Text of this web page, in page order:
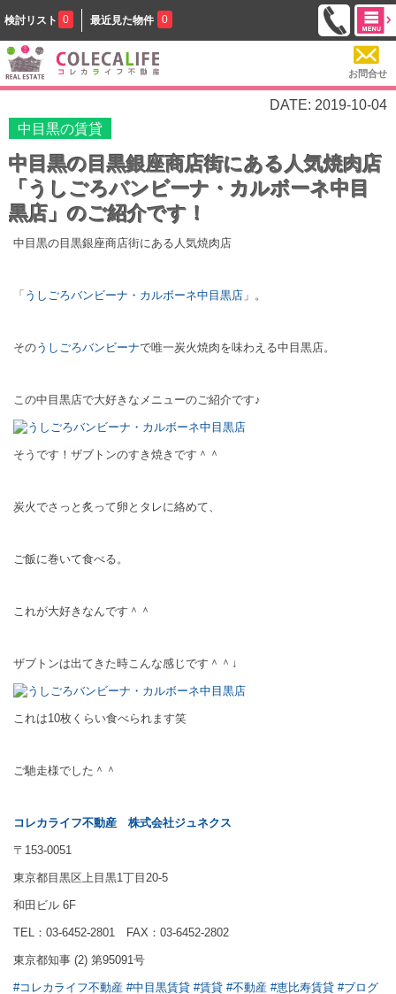
検討リスト 0 最近見た物件 0
お問合せ
DATE: 2019-10-04
中目黒の賃貸
中目黒の目黒銀座商店街にある人気焼肉店
「うしごろバンビーナ・カルボーネ中目
黒店」のご紹介です！
中目黒の目黒銀座商店街にある人気焼肉店
「 うしごろバンビーナ・カルボーネ中目黒店 」。
そのうしごろバンビーナで唯一炭火焼肉を味わえる中目黒店。
この中目黒店で大好きなメニューのご紹介です♪
そうです！ザブトンのすき焼きです＾＾
炭火でさっと炙って卵とタレに絡めて、
ご飯に巻いて食べる。
これが大好きなんです＾＾
ザブトンは出てきた時こんな感じです＾＾↓
これは10枚くらい食べられます笑
ご馳走様でした＾＾
コレカライフ不動産 株式会社ジュネクス
〒153-0051
東京都目黒区上目黒1丁目20-5
和田ビル 6F
TEL：03-6452-2801 FAX：03-6452-2802
東京都知事 (2) 第95091号
#コレカライフ不動産 #中目黒賃貸 #賃貸 #不動産 #恵比寿賃貸 #ブログ